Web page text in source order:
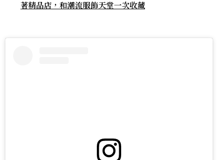
著精品店，和潮流服飾天堂一次收藏